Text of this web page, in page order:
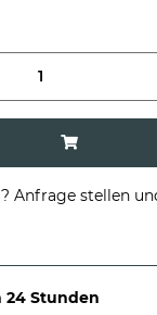
Anfrage stellen
24 Stunden